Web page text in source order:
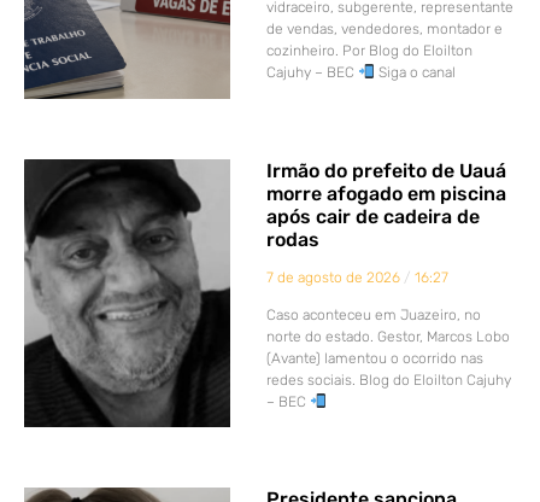
vidraceiro, subgerente, representante
de vendas, vendedores, montador e
cozinheiro. Por Blog do Eloilton
Cajuhy – BEC
Siga o canal
Irmão do prefeito de Uauá
morre afogado em piscina
após cair de cadeira de
rodas
7 de agosto de 2026 16:27
Caso aconteceu em Juazeiro, no
norte do estado. Gestor, Marcos Lobo
(Avante) lamentou o ocorrido nas
redes sociais. Blog do Eloilton Cajuhy
– BEC